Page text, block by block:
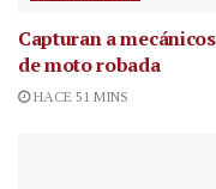
Capturan a
de moto robada
HACE 51 MINS